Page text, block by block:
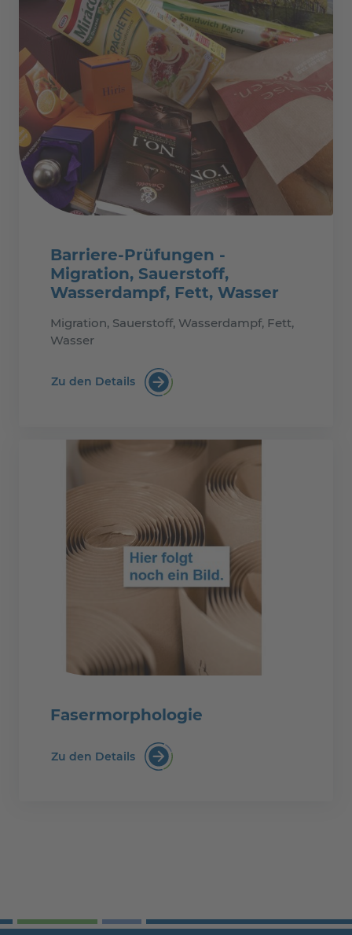
Barriere-Prüfungen -
Migration, Sauerstoff,
Wasserdampf, Fett, Wasser
Migration, Sauerstoff, Wasserdampf, Fett,
Wasser
Zu den Details Barriere-Prüfungen - Migration,
Fasermorphologie
Zu den Details Fasermorphologie